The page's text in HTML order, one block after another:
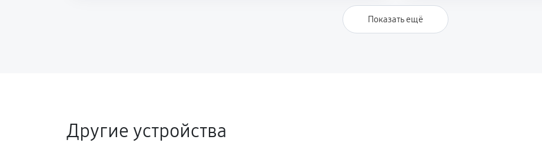
Показать ещё
Другие устройства